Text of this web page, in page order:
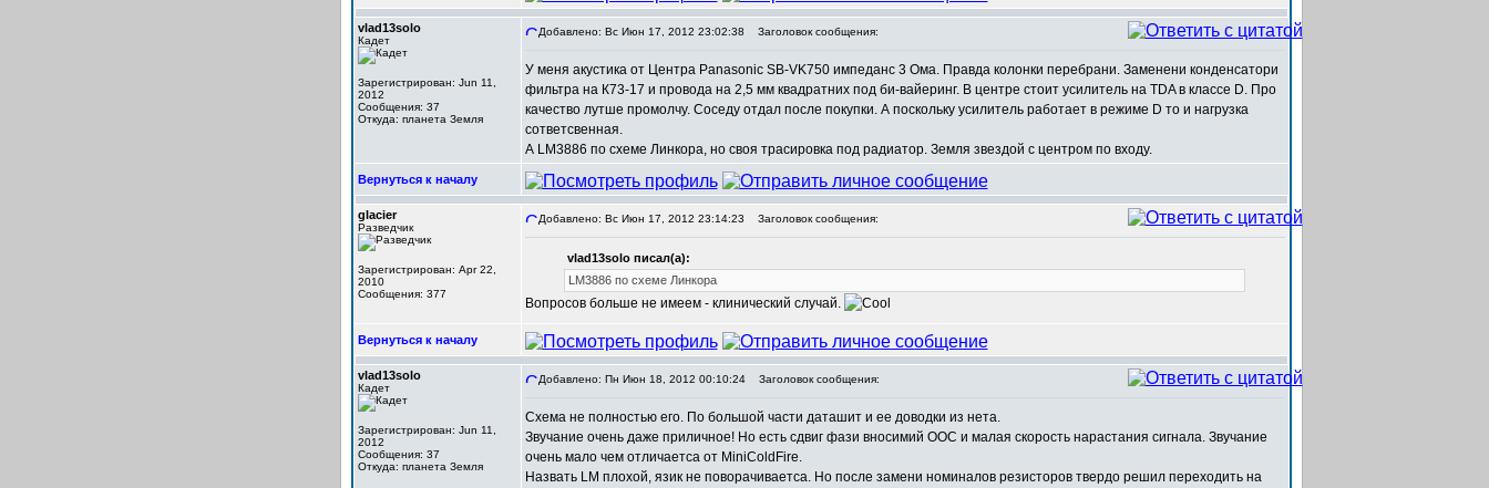
vlad13solo
Кадет
Зарегистрирован: Jun 11,
2012
Сообщения: 37
Откуда: планета Земля
Добавлено: Вс Июн 17, 2012 23:02:38 Заголовок сообщения:
У меня акустика от Центра Panasonic SB-VK750 импеданс 3 Ома. Правда колонки перебрани. Заменени конденсатори
фильтра на К73-17 и провода на 2,5 мм квадратних под би-вайеринг. В центре стоит усилитель на TDA в классе D. Про
качество лутше промолчу. Соседу отдал после покупки. А поскольку усилитель работает в режиме D то и нагрузка
сответсвенная.
А LM3886 по схеме Линкора, но своя трасировка под радиатор. Земля звездой с центром по входу.
Вернуться к началу
glacier
Разведчик
Зарегистрирован: Apr 22,
2010
Сообщения: 377
Добавлено: Вс Июн 17, 2012 23:14:23 Заголовок сообщения:
vlad13solo писал(а):
LM3886 по схеме Линкора
Вопросов больше не имеем - клинический случай.
Вернуться к началу
vlad13solo
Кадет
Зарегистрирован: Jun 11,
2012
Сообщения: 37
Откуда: планета Земля
Добавлено: Пн Июн 18, 2012 00:10:24 Заголовок сообщения:
Схема не полностью его. По большой части даташит и ее доводки из нета.
Звучание очень даже приличное! Но есть сдвиг фази вносимий ООС и малая скорость нарастания сигнала. Звучание
очень мало чем отличаетса от MiniColdFire.
Назвать LM плохой, язик не поворачиваетса. Но после замени номиналов резисторов твердо решил переходить на